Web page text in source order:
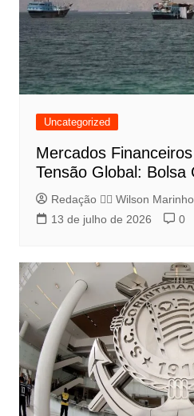
Uncategorized
Mercados
Tensão Global: Bolsa
Redação 👨‍⚖️​ Wilson Marinho
13 de julho de 2026
0